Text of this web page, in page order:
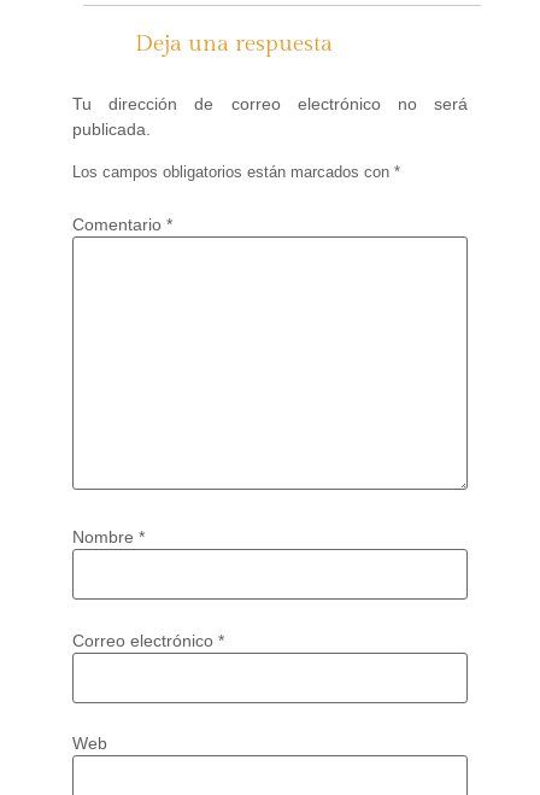
Deja una respuesta
Tu dirección de correo electrónico no será
publicada.
Los campos obligatorios están marcados con *
Comentario *
Nombre *
Correo electrónico *
Web